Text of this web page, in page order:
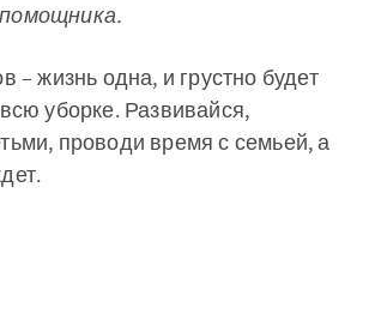
– жизнь одна, и грустно будет
уборке. Развивайся,
проводи время с семьей, а